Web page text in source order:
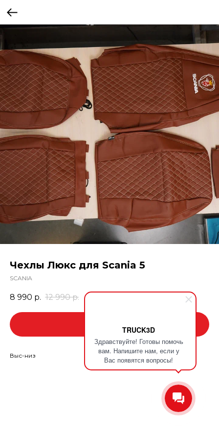
TRUCK3D
Здравствуйте! Готовы помочь
вам. Напишите нам, если у
Вас появятся вопросы!
Чехлы Люкс для Scania 5
SCANIA
8 990 р. 12 990 р.
Выс-низ